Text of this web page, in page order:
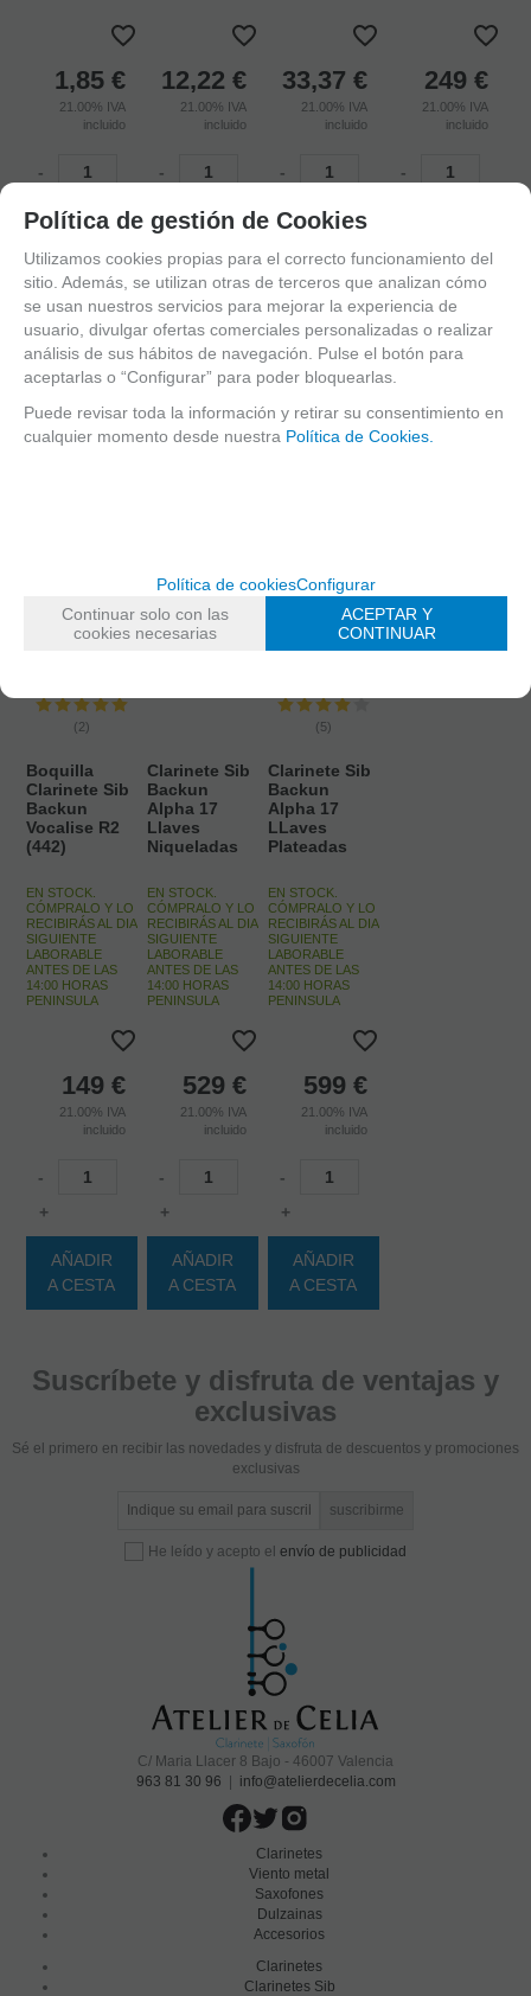
1,85 €
21.00% IVA
incluido
-
AÑADIR
A CESTA
12,22 €
21.00% IVA
incluido
-
AÑADIR
A CESTA
33,37 €
21.00% IVA
incluido
-
AÑADIR
A CESTA
249 €
21.00% IVA
incluido
-
AÑADIR
A CESTA
(2)
Boquilla
Clarinete Sib
Backun
Vocalise R2
(442)
EN STOCK.
CÓMPRALO Y LO
RECIBIRÁS AL DIA
SIGUIENTE
LABORABLE
ANTES DE LAS
14:00 HORAS
PENINSULA
149 €
21.00% IVA
incluido
-
+
AÑADIR
A CESTA
Clarinete Sib
Backun
Alpha 17
Llaves
Niqueladas
EN STOCK.
CÓMPRALO Y LO
RECIBIRÁS AL DIA
SIGUIENTE
LABORABLE
ANTES DE LAS
14:00 HORAS
PENINSULA
529 €
21.00% IVA
incluido
-
+
AÑADIR
A CESTA
(5)
Clarinete Sib
Backun
Alpha 17
LLaves
Plateadas
EN STOCK.
CÓMPRALO Y LO
RECIBIRÁS AL DIA
SIGUIENTE
LABORABLE
ANTES DE LAS
14:00 HORAS
PENINSULA
599 €
21.00% IVA
incluido
-
+
AÑADIR
A CESTA
Suscríbete y disfruta de ventajas y
exclusivas
Sé el primero en recibir las novedades y disfruta de descuentos y promociones
exclusivas
He leído y acepto el envío de publicidad
C/ Maria Llacer 8 Bajo - 46007 Valencia
963 81 30 96 | info@atelierdecelia.com
Clarinetes
Viento metal
Saxofones
Dulzainas
Accesorios
Clarinetes
Clarinetes Sib
Política de gestión de Cookies
Utilizamos cookies propias para el correcto funcionamiento del
sitio. Además, se utilizan otras de terceros que analizan cómo
se usan nuestros servicios para mejorar la experiencia de
usuario, divulgar ofertas comerciales personalizadas o realizar
análisis de sus hábitos de navegación. Pulse el botón para
aceptarlas o “Configurar” para poder bloquearlas.
Puede revisar toda la información y retirar su consentimiento en
cualquier momento desde nuestra Política de Cookies.
Política de cookiesConfigurar
Continuar solo con las
cookies necesarias
ACEPTAR Y
CONTINUAR